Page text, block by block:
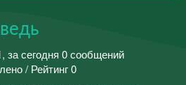
за сегодня 0 сообщений
/ Рейтинг 0